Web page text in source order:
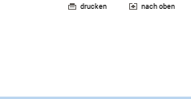
drucken nach oben